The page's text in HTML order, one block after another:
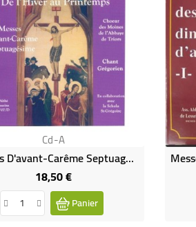
Cd-A
Messes D'avant-Carême Septuagésime - Chant Grégorien (CD)
18,50 €Prix
Panier